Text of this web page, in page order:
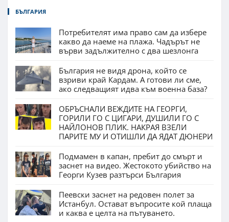
БЪЛГАРИЯ
Потребителят има право сам да избере
какво да наеме на плажа. Чадърът не
върви задължително с два шезлонга
България не видя дрона, който се
взриви край Кардам. А готови ли сме,
ако следващият идва към военна база?
ОБРЪСНАЛИ ВЕЖДИТЕ НА ГЕОРГИ,
ГОРИЛИ ГО С ЦИГАРИ, ДУШИЛИ ГО С
НАЙЛОНОВ ПЛИК. НАКРАЯ ВЗЕЛИ
ПАРИТЕ МУ И ОТИШЛИ ДА ЯДАТ ДЮНЕРИ
Подмамен в капан, пребит до смърт и
заснет на видео. Жестокото убийство на
Георги Кузев разтърси България
Пеевски заснет на редовен полет за
Истанбул. Остават въпросите кой плаща
и каква е целта на пътуването.